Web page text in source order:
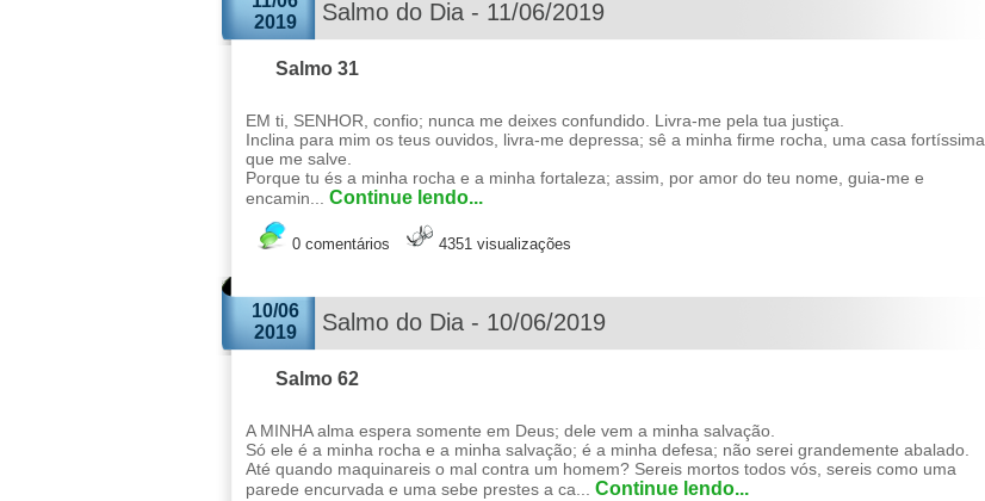
2019
Salmo do Dia - 11/06/2019
Salmo 31
EM ti, SENHOR, confio; nunca me deixes confundido. Livra-me pela tua justiça.
Inclina para mim os teus ouvidos, livra-me depressa; sê a minha firme rocha, uma casa fortíssima
que me salve.
Porque tu és a minha rocha e a minha fortaleza; assim, por amor do teu nome, guia-me e
encamin... Continue lendo...
0 comentários 4351 visualizações
10/06
2019
Salmo do Dia - 10/06/2019
Salmo 62
A MINHA alma espera somente em Deus; dele vem a minha salvação.
Só ele é a minha rocha e a minha salvação; é a minha defesa; não serei grandemente abalado.
Até quando maquinareis o mal contra um homem? Sereis mortos todos vós, sereis como uma
parede encurvada e uma sebe prestes a ca... Continue lendo...